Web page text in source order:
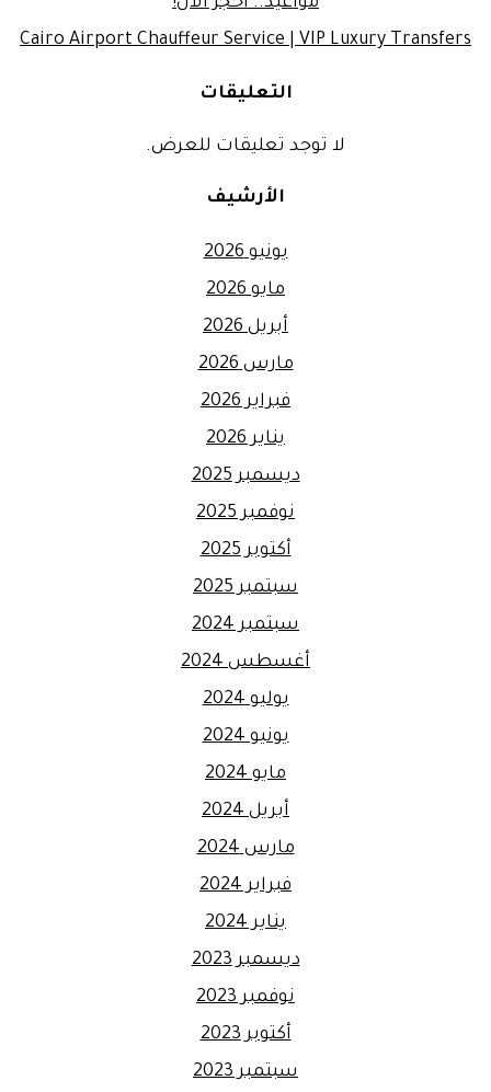
Cairo Airport Chauffeur Service | VIP Luxury Transfers
التعليقات
لا توجد تعليقات للعرض.
الأرشيف
يونيو 2026
مايو 2026
أبريل 2026
مارس 2026
فبراير 2026
يناير 2026
ديسمبر 2025
نوفمبر 2025
أكتوبر 2025
سبتمبر 2025
سبتمبر 2024
أغسطس 2024
يوليو 2024
يونيو 2024
مايو 2024
أبريل 2024
مارس 2024
فبراير 2024
يناير 2024
ديسمبر 2023
نوفمبر 2023
أكتوبر 2023
سبتمبر 2023